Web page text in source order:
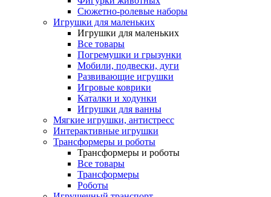
Сюжетно-ролевые наборы
Игрушки для маленьких
Игрушки для маленьких
Все товары
Погремушки и грызунки
Мобили, подвески, дуги
Развивающие игрушки
Игровые коврики
Каталки и ходунки
Игрушки для ванны
Мягкие игрушки, антистресс
Интерактивные игрушки
Трансформеры и роботы
Трансформеры и роботы
Все товары
Трансформеры
Роботы